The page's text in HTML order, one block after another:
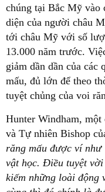
chúng tại Bắc Mỹ vào
diện của người châu
tới châu Mỹ với số
13.000 năm trước.
giảm dần dần của các
mấu, đủ lớn để theo
tuyệt chủng của voi
Hunter Windham, một
và Tự nhiên Bishop
răng mấu được ví
vật học. Điều tuyệt
kiếm những loài động